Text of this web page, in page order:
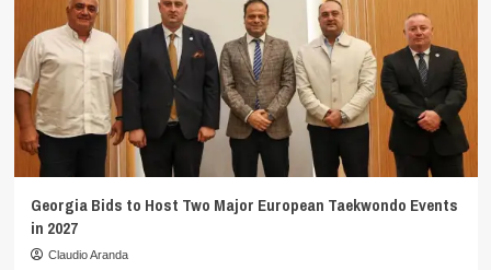
Georgia Bids to Host Two Major European Taekwondo Events
in 2027
Claudio Aranda